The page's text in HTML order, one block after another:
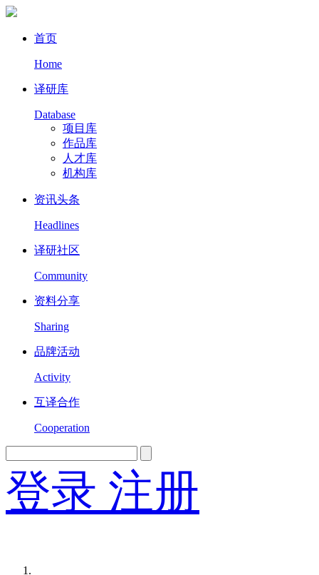
首页
Home
译研库
Database
项目库
作品库
人才库
机构库
资讯头条
Headlines
译研社区
Community
资料分享
Sharing
品牌活动
Activity
互译合作
Cooperation
登录 注册